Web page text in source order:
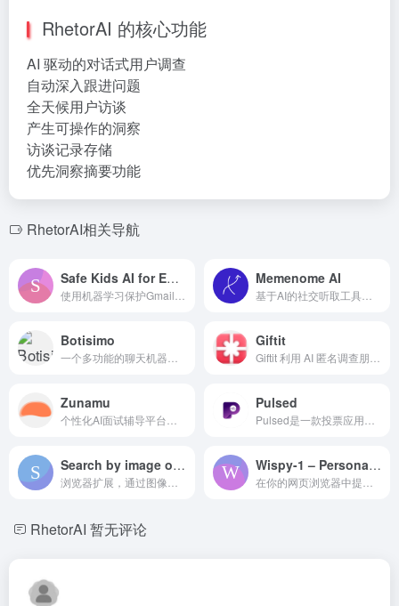
RhetorAI 的核心功能
AI 驱动的对话式用户调查
自动深入跟进问题
全天候用户访谈
产生可操作的洞察
访谈记录存储
优先洞察摘要功能
RhetorAI相关导航
Safe Kids AI for Email Memenome AI
Botisimo Giftit
Zunamu Pulsed
Search by image on Ebay Wispy-1 – Personal AI agent for Chrome
RhetorAI 暂无评论